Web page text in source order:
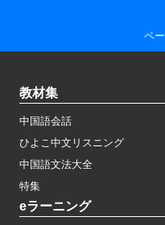
ペ
教材集
中国語会話
ひよこ中文リスニング
中国語文法大全
特集
eラーニング